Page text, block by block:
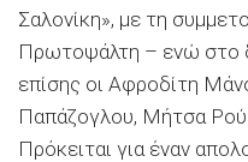
Σαλονίκη», με τη
Πρωτοψάλτη – ενώ στο
επίσης οι Αφροδίτη
Παπάζογλου, Μήτσα
Πρόκειται για έναν